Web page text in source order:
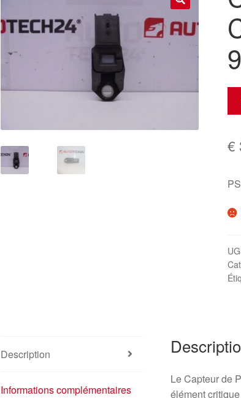
€
Description
Informations complémentaires
Le Capteur de
élément